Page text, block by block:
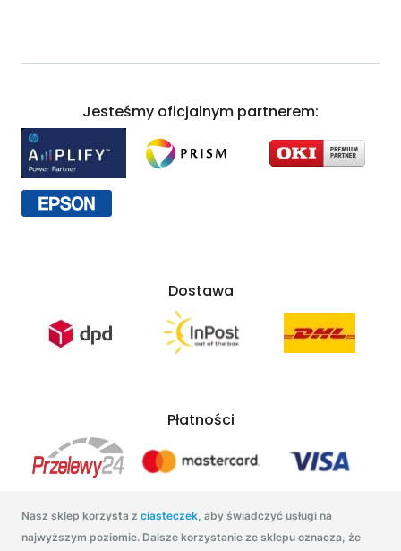
Nasz sklep korzysta z ciasteczek, aby świadczyć usługi na
najwyższym poziomie. Dalsze korzystanie ze sklepu oznacza, że
Jesteśmy oficjalnym partnerem:
Dostawa
Płatności